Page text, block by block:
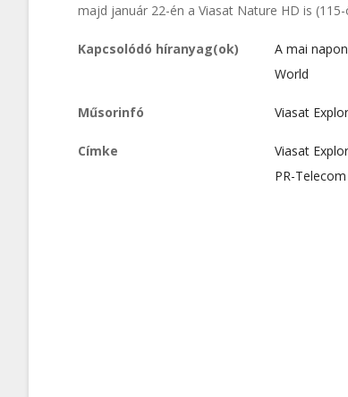
majd január 22-én a Viasat Nature HD is
Kapcsolódó híranyag(ok)
A mai
World
Műsorinfó Viasat
Címke Viasat
PR-Telecom